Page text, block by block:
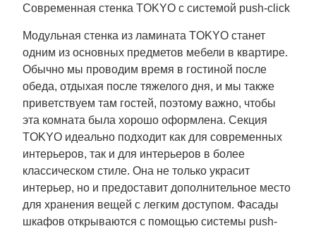
Современная стенка TOKYO с системой push-click
Модульная стенка из ламината TOKYO станет
одним из основных предметов мебели в квартире.
Обычно мы проводим время в гостиной после
обеда, отдыхая после тяжелого дня, и мы также
приветствуем там гостей, поэтому важно, чтобы
эта комната была хорошо оформлена. Секция
TOKYO идеально подходит как для современных
интерьеров, так и для интерьеров в более
классическом стиле. Она не только украсит
интерьер, но и предоставит дополнительное место
для хранения вещей с легким доступом. Фасады
шкафов открываются с помощью системы push-